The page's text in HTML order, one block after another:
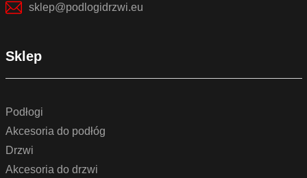
sklep@podlogidrzwi.eu
Sklep
Podłogi
Akcesoria do podłóg
Drzwi
Akcesoria do drzwi